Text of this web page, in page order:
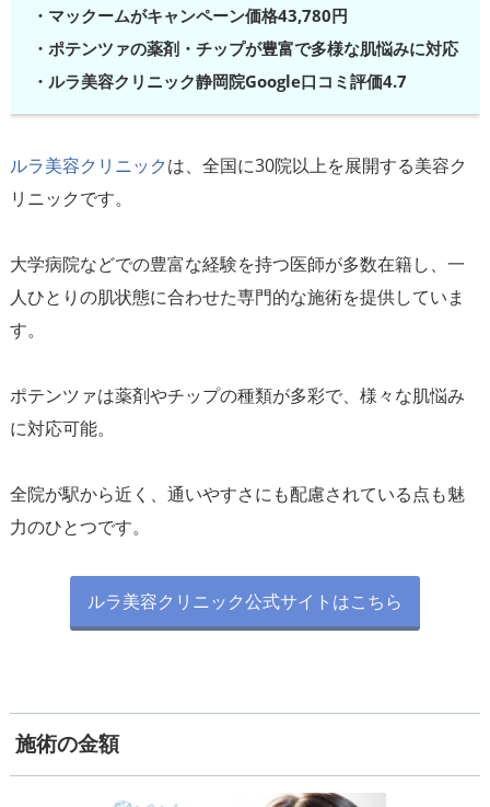
・マックームがキャンペーン価格43,780円
・ポテンツァの薬剤・チップが豊富で多様な肌悩みに対応
・ルラ美容クリニック静岡院Google口コミ評価4.7
ルラ美容クリニックは、全国に30院以上を展開する美容ク
リニックです。
大学病院などでの豊富な経験を持つ医師が多数在籍し、一
人ひとりの肌状態に合わせた専門的な施術を提供していま
す。
ポテンツァは薬剤やチップの種類が多彩で、様々な肌悩み
に対応可能。
全院が駅から近く、通いやすさにも配慮されている点も魅
力のひとつです。
ルラ美容クリニック公式サイトはこちら
施術の金額